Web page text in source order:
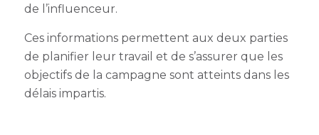
de l’influenceur.
Ces informations permettent aux deux parties
de planifier leur travail et de s’assurer que les
objectifs de la campagne sont atteints dans les
délais impartis.